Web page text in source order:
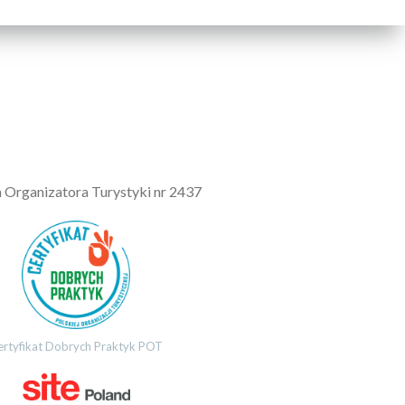
Organizatora Turystyki nr 2437
Dobrych Praktyk POT